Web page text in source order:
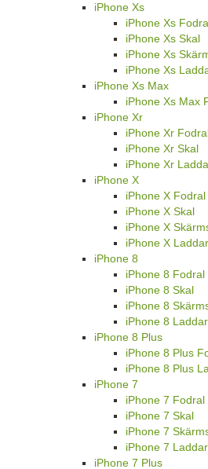
iPhone Xs
iPhone Xs
iPhone Xs Skal
iPhone Xs
iPhone Xs
iPhone Xs Max
iPhone Xs Max
iPhone Xr
iPhone Xr
iPhone Xr Skal
iPhone Xr
iPhone X
iPhone X Fodral
iPhone X Skal
iPhone X
iPhone X
iPhone 8
iPhone 8 Fodral
iPhone 8 Skal
iPhone 8
iPhone 8
iPhone 8 Plus
iPhone 8 Plus
iPhone 8 Plus
iPhone 7
iPhone 7 Fodral
iPhone 7 Skal
iPhone 7
iPhone 7
iPhone 7 Plus